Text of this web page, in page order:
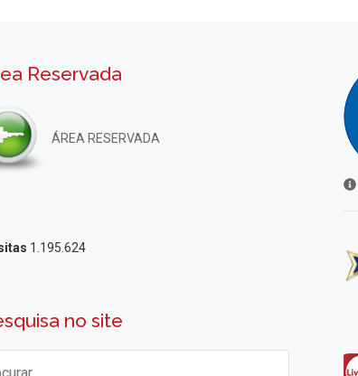
Reservada
ÁREA RESERVADA
1.195.624
no site